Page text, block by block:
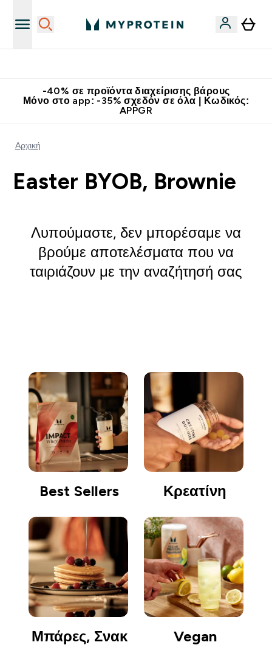
-40% σε προϊόντα διαχείρισης βάρους
Μόνο στο app: -35% σχεδόν σε όλα | Κωδικός:
APPGR
Αρχική
Easter BYOB, Brownie
Λυπούμαστε, δεν μπορέσαμε να
βρούμε αποτελέσματα που να
ταιριάζουν με την αναζήτησή σας
Best Sellers Κρεατίνη
Μπάρες, Σνακ
Vegan